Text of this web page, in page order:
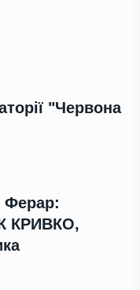
"Червона
КРИВКО,